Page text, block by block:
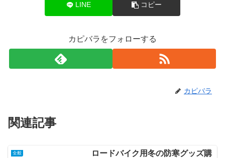
LINE コピー
カピバラをフォローする
カピバラ
関連記事
全般
ロードバイク用冬の防寒グッズ購